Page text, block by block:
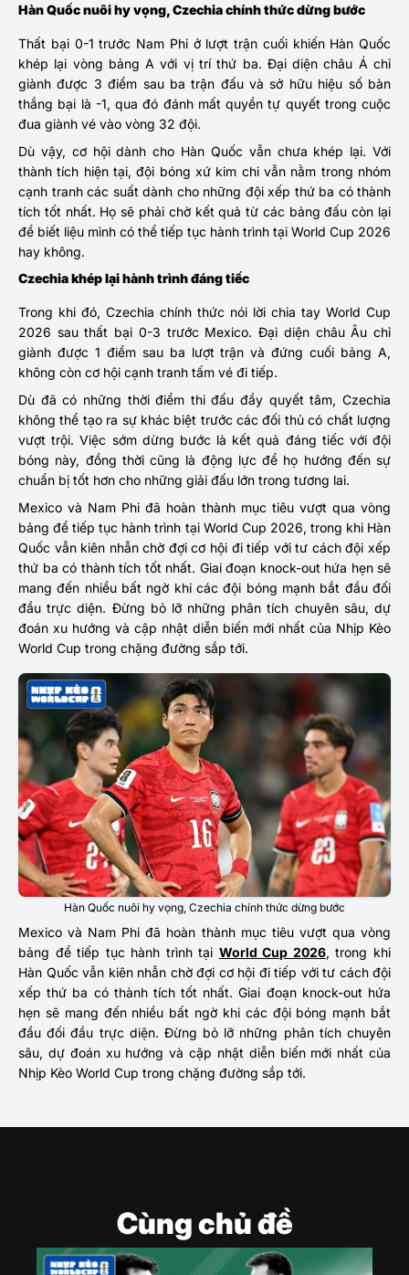
Hàn Quốc nuôi hy vọng, Czechia chính thức dừng bước
Thất bại 0-1 trước Nam Phi ở lượt trận cuối khiến Hàn Quốc
khép lại vòng bảng A với vị trí thứ ba. Đại diện châu Á chỉ
giành được 3 điểm sau ba trận đấu và sở hữu hiệu số bàn
thắng bại là -1, qua đó đánh mất quyền tự quyết trong cuộc
đua giành vé vào vòng 32 đội.
Dù vậy, cơ hội dành cho Hàn Quốc vẫn chưa khép lại. Với
thành tích hiện tại, đội bóng xứ kim chi vẫn nằm trong nhóm
cạnh tranh các suất dành cho những đội xếp thứ ba có thành
tích tốt nhất. Họ sẽ phải chờ kết quả từ các bảng đấu còn lại
để biết liệu mình có thể tiếp tục hành trình tại World Cup 2026
hay không.
Czechia khép lại hành trình đáng tiếc
Trong khi đó, Czechia chính thức nói lời chia tay World Cup
2026 sau thất bại 0-3 trước Mexico. Đại diện châu Âu chỉ
giành được 1 điểm sau ba lượt trận và đứng cuối bảng A,
không còn cơ hội cạnh tranh tấm vé đi tiếp.
Dù đã có những thời điểm thi đấu đầy quyết tâm, Czechia
không thể tạo ra sự khác biệt trước các đối thủ có chất lượng
vượt trội. Việc sớm dừng bước là kết quả đáng tiếc với đội
bóng này, đồng thời cũng là động lực để họ hướng đến sự
chuẩn bị tốt hơn cho những giải đấu lớn trong tương lai.
Mexico và Nam Phi đã hoàn thành mục tiêu vượt qua vòng
bảng để tiếp tục hành trình tại World Cup 2026, trong khi Hàn
Quốc vẫn kiên nhẫn chờ đợi cơ hội đi tiếp với tư cách đội xếp
thứ ba có thành tích tốt nhất. Giai đoạn knock-out hứa hẹn sẽ
mang đến nhiều bất ngờ khi các đội bóng mạnh bắt đầu đối
đầu trực diện. Đừng bỏ lỡ những phân tích chuyên sâu, dự
đoán xu hướng và cập nhật diễn biến mới nhất của Nhịp Kèo
World Cup trong chặng đường sắp tới.
Hàn Quốc nuôi hy vọng, Czechia chính thức dừng bước
Mexico và Nam Phi đã hoàn thành mục tiêu vượt qua vòng
bảng để tiếp tục hành trình tại World Cup 2026, trong khi
Hàn Quốc vẫn kiên nhẫn chờ đợi cơ hội đi tiếp với tư cách đội
xếp thứ ba có thành tích tốt nhất. Giai đoạn knock-out hứa
hẹn sẽ mang đến nhiều bất ngờ khi các đội bóng mạnh bắt
đầu đối đầu trực diện. Đừng bỏ lỡ những phân tích chuyên
sâu, dự đoán xu hướng và cập nhật diễn biến mới nhất của
Nhịp Kèo World Cup trong chặng đường sắp tới.
Cùng chủ đề